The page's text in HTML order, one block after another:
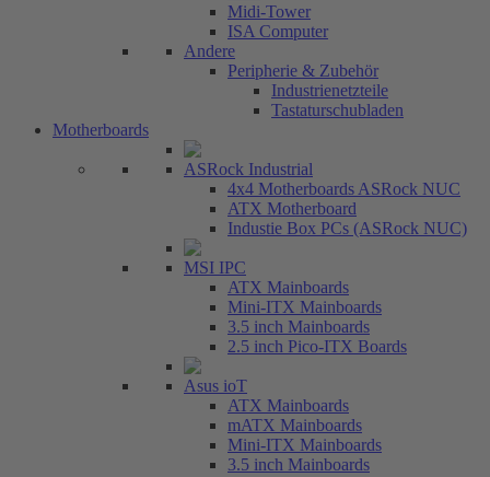
Midi-Tower
ISA Computer
Andere
Peripherie & Zubehör
Industrienetzteile
Tastaturschubladen
Motherboards
ASRock Industrial
4x4 Motherboards ASRock NUC
ATX Motherboard
Industie Box PCs (ASRock NUC)
MSI IPC
ATX Mainboards
Mini-ITX Mainboards
3.5 inch Mainboards
2.5 inch Pico-ITX Boards
Asus ioT
ATX Mainboards
mATX Mainboards
Mini-ITX Mainboards
3.5 inch Mainboards